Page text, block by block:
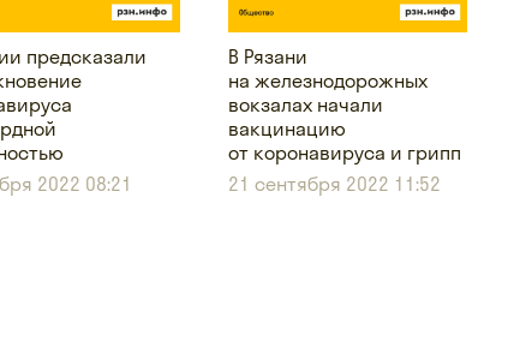
предсказали
2022 08:21
В Рязани
на железнодорожных
вокзалах начали
вакцинацию
от коронавируса и грипп
21 сентября 2022 11:52